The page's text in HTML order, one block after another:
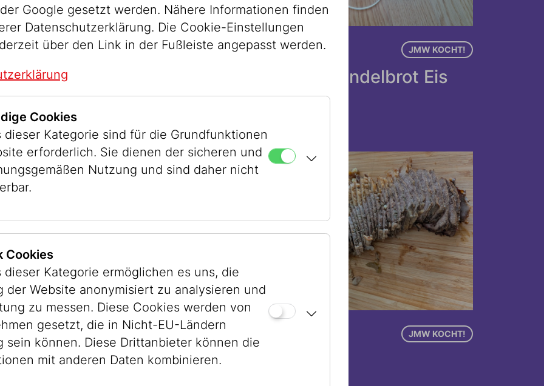
26.05.2026 AKTUELLES
Eröffnung: A Muslim, a
Christian and a Jew
von Natascha Golan
22.05.2026 JMW KOCHT!
Vanille-Mandelbrot Eis
21.04.2026
Last Call: Schwarze
JMW KOCHT!
Google gesetzt werden. Nähere Informationen finden
Datenschutzerklärung. Die Cookie-Einstellungen
über den Link in der Fußleiste angepasst werden.
Cookies
dieser Kategorie sind für die Grundfunktionen
erforderlich. Sie dienen der sicheren und
Nutzung und sind daher nicht
Cookies
dieser Kategorie ermöglichen es uns, die
der Website anonymisiert zu analysieren und
zu messen. Diese Cookies werden von
gesetzt, die in Nicht-EU-Ländern
sein können. Diese Drittanbieter können die
mit anderen Daten kombinieren.